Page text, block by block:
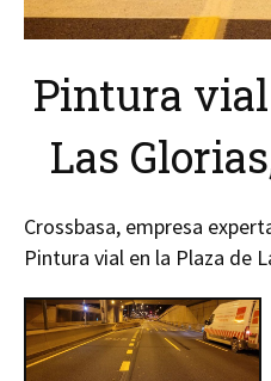
Pintura vial
Las
Crossbasa, empresa
Pintura vial en la Plaza de